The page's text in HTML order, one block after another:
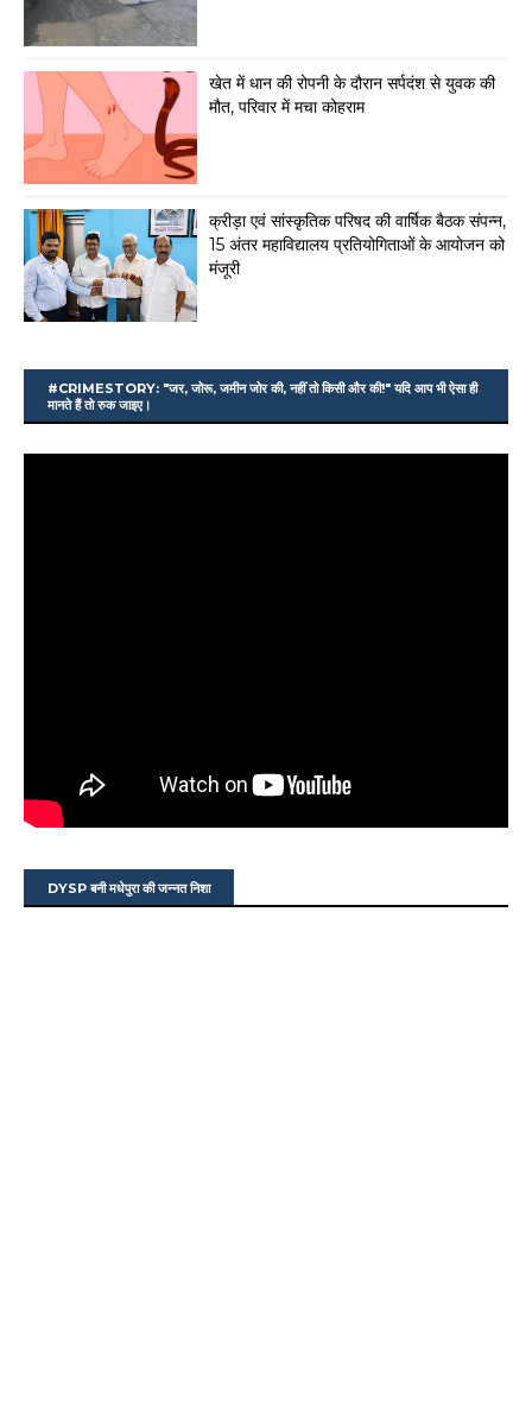
खेत में धान की रोपनी के दौरान सर्पदंश से युवक की
मौत, परिवार में मचा कोहराम
क्रीड़ा एवं सांस्कृतिक परिषद की वार्षिक बैठक संपन्न,
15 अंतर महाविद्यालय प्रतियोगिताओं के आयोजन को
मंजूरी
#CRIMESTORY: "जर, जोरू, जमीन जोर की, नहीं तो किसी और की!" यदि आप भी ऐसा ही
मानते हैं तो रुक जाइए।
DYSP बनी मधेपुरा की जन्नत निशा